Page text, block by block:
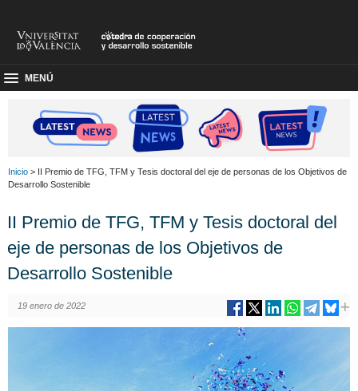
MENÚ
Inicio > II Premio de TFG, TFM y Tesis doctoral del eje de personas de los Objetivos de
Desarrollo Sostenible
II Premio de TFG, TFM y Tesis doctoral del
eje de personas de los Objetivos de
Desarrollo Sostenible
19 enero de 2022